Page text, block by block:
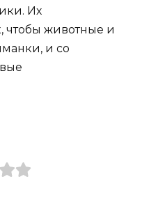
Их
чтобы животные и
и со